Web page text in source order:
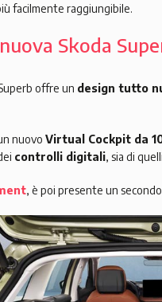
facilmente raggiungibile.
Skoda
offre un design tutto
nuovo Virtual Cockpit da
controlli digitali, sia di
, è poi presente un secondo